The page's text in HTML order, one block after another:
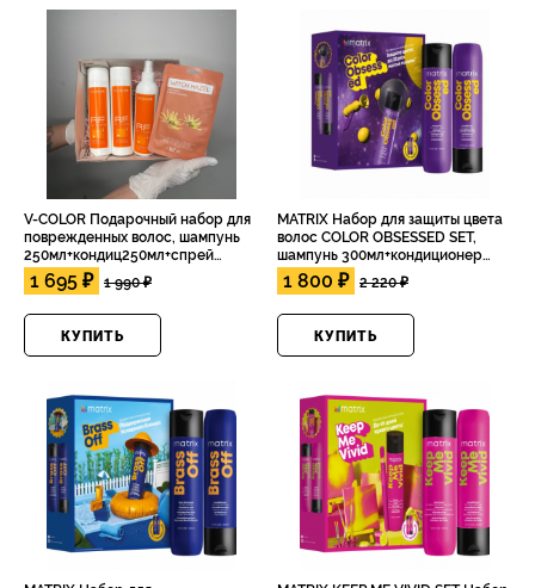
V-COLOR Подарочный набор для
поврежденных волос, шампунь
250мл+кондиц250мл+спрей
250мл+тканевая маска в
подарок+коробка
1 695 ₽ 1 990 ₽
КУПИТЬ
MATRIX Набор для защиты цвета
волос COLOR OBSESSED SET,
шампунь 300мл+кондиционер
300мл
1 800 ₽ 2 220 ₽
КУПИТЬ